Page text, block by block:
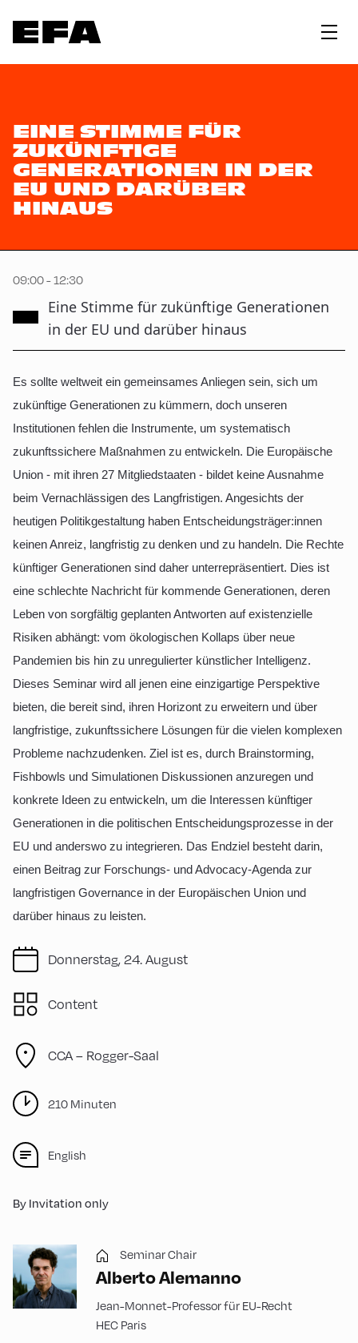
EINE STIMME FÜR
ZUKÜNFTIGE
GENERATIONEN IN DER
EU UND DARÜBER
HINAUS
09:00 - 12:30
Eine Stimme für zukünftige Generationen
in der EU und darüber hinaus
Donnerstag, 24. August
Content
CCA – Rogger-Saal
210 Minuten
English
By Invitation only
Es sollte weltweit ein gemeinsames Anliegen sein, sich um
zukünftige Generationen zu kümmern, doch unseren
Institutionen fehlen die Instrumente, um systematisch
zukunftssichere Maßnahmen zu entwickeln. Die Europäische
Union - mit ihren 27 Mitgliedstaaten - bildet keine Ausnahme
beim Vernachlässigen des Langfristigen. Angesichts der
heutigen Politikgestaltung haben Entscheidungsträger:innen
keinen Anreiz, langfristig zu denken und zu handeln. Die Rechte
künftiger Generationen sind daher unterrepräsentiert. Dies ist
eine schlechte Nachricht für kommende Generationen, deren
Leben von sorgfältig geplanten Antworten auf existenzielle
Risiken abhängt: vom ökologischen Kollaps über neue
Pandemien bis hin zu unregulierter künstlicher Intelligenz.
Dieses Seminar wird all jenen eine einzigartige Perspektive
bieten, die bereit sind, ihren Horizont zu erweitern und über
langfristige, zukunftssichere Lösungen für die vielen komplexen
Probleme nachzudenken. Ziel ist es, durch Brainstorming,
Fishbowls und Simulationen Diskussionen anzuregen und
konkrete Ideen zu entwickeln, um die Interessen künftiger
Generationen in die politischen Entscheidungsprozesse in der
EU und anderswo zu integrieren. Das Endziel besteht darin,
einen Beitrag zur Forschungs- und Advocacy-Agenda zur
langfristigen Governance in der Europäischen Union und
darüber hinaus zu leisten.
Seminar Chair
Alberto Alemanno
Jean-Monnet-Professor für EU-Recht
HEC Paris